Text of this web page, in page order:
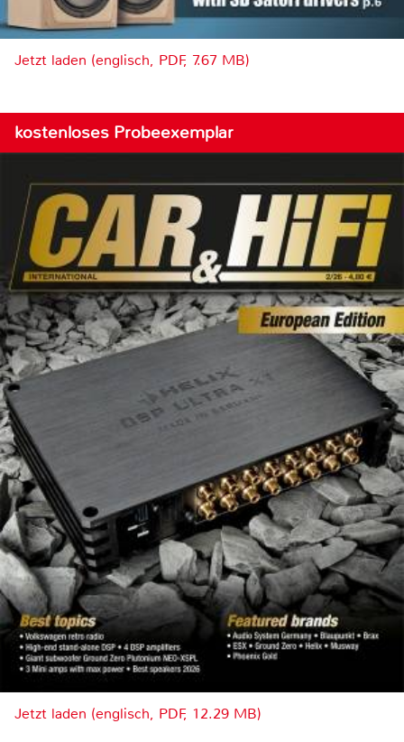
Jetzt laden (englisch, PDF, 7.67 MB)
kostenloses Probeexemplar
Jetzt laden (englisch, PDF, 12.29 MB)